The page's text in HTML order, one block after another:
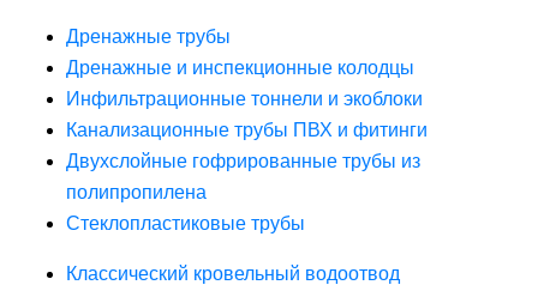
Дренажные трубы
Дренажные и инспекционные колодцы
Инфильтрационные тоннели и экоблоки
Канализационные трубы ПВХ и фитинги
Двухслойные гофрированные трубы из
полипропилена
Стеклопластиковые трубы
Классический кровельный водоотвод